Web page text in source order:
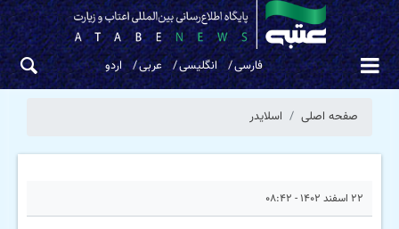
فارسی انگلیسی عربی اردو
صفحه اصلی اسلایدر
۲۲ اسفند ۱۴۰۲ - ۰۸:۴۲